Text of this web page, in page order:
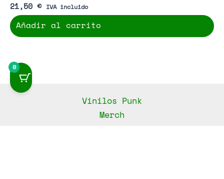
21,50 € IVA incluido
Añadir al carrito
Vinilos Punk
Merch
0